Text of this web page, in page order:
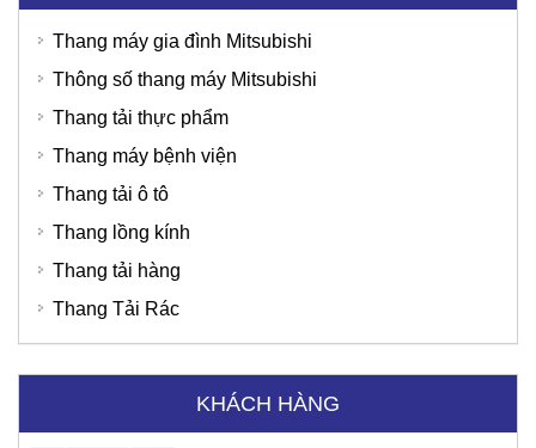
Thang máy gia đình Mitsubishi
Thông số thang máy Mitsubishi
Thang tải thực phẩm
Thang máy bệnh viện
Thang tải ô tô
Thang lồng kính
Thang tải hàng
Thang Tải Rác
KHÁCH HÀNG